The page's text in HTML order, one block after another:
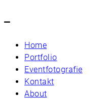
–
Home
Portfolio
Eventfotografie
Kontakt
About